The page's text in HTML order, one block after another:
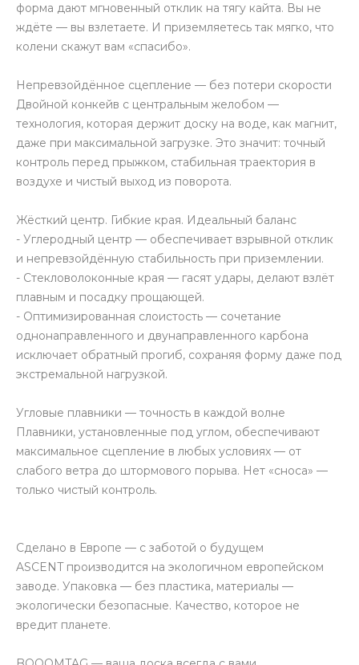
форма дают мгновенный отклик на тягу кайта. Вы не
ждёте — вы взлетаете. И приземляетесь так мягко, что
колени скажут вам «спасибо».
Непревзойдённое сцепление — без потери скорости
Двойной конкейв с центральным желобом —
технология, которая держит доску на воде, как магнит,
даже при максимальной загрузке. Это значит: точный
контроль перед прыжком, стабильная траектория в
воздухе и чистый выход из поворота.
Жёсткий центр. Гибкие края. Идеальный баланс
- Углеродный центр — обеспечивает взрывной отклик
и непревзойдённую стабильность при приземлении.
- Стекловолоконные края — гасят удары, делают взлёт
плавным и посадку прощающей.
- Оптимизированная слоистость — сочетание
однонаправленного и двунаправленного карбона
исключает обратный прогиб, сохраняя форму даже под
экстремальной нагрузкой.
Угловые плавники — точность в каждой волне
Плавники, установленные под углом, обеспечивают
максимальное сцепление в любых условиях — от
слабого ветра до штормового порыва. Нет «сноса» —
только чистый контроль.
Сделано в Европе — с заботой о будущем
ASCENT производится на экологичном европейском
заводе. Упаковка — без пластика, материалы —
экологически безопасные. Качество, которое не
вредит планете.